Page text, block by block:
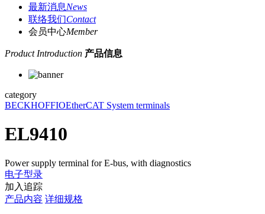
最新消息News
联络我们Contact
会员中心Member
Product Introduction 产品信息
category
BECKHOFFIOEtherCAT System terminals
EL9410
Power supply terminal for E-bus, with diagnostics
电子型录
加入追踪
产品内容 详细规格